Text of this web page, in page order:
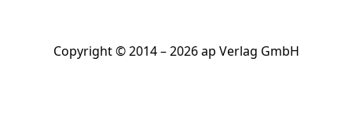
Copyright © 2014 – 2026 ap Verlag GmbH